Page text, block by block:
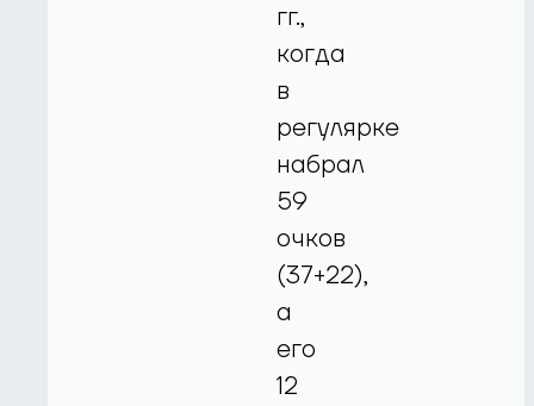
гг.,
когда
в
регулярке
набрал
59
очков
(37+22),
а
его
12